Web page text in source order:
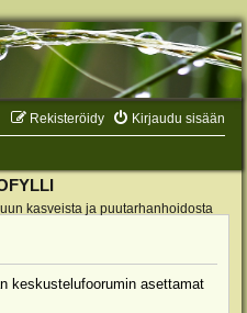
Kirjaudu sisään
Rekisteröidy
kasveista ja puutarhanhoidosta
keskustelufoorumin asettamat